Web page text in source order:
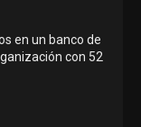
en un banco de
con 52